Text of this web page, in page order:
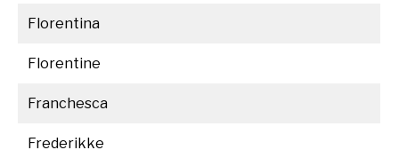
Florentina
Florentine
Franchesca
Frederikke